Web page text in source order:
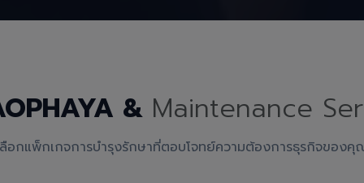
& Maintenance
อกแพ็กเกจการบำรุงรักษาที่ตอบโจทย์ความต้องการธุรกิจของ